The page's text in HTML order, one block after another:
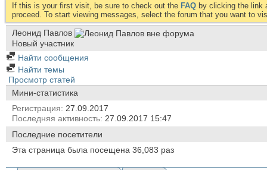
If this is your first visit, be sure to check out the FAQ by clicking the link
proceed. To start viewing messages, select the forum that you want to
Леонид Павлов
Новый участник
Найти сообщения
Найти темы
Просмотр статей
Мини-статистика
Регистрация
27.09.2017
Последняя активность 27.09.2017 15:47
Последние посетители
Эта страница была посещена 36,083 раз